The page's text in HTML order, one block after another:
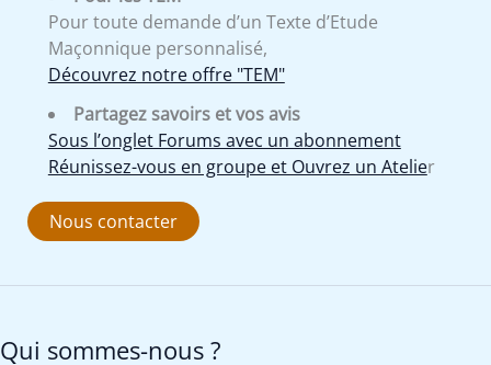
Pour toute demande d’un Texte d’Etude
Maçonnique personnalisé,
Découvrez notre offre "TEM"
Partagez savoirs et vos avis
Sous l’onglet Forums avec un abonnement
Réunissez-vous en groupe et Ouvrez un Atelier
Nous contacter
Qui sommes-nous ?